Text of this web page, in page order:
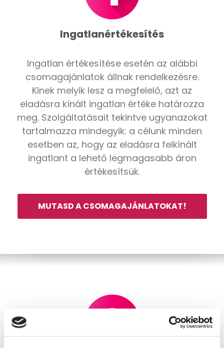
Ingatlanértékesítés
Ingatlan értékesítése esetén az alábbi
csomagajánlatok állnak rendelkezésre.
Kinek melyik lesz a megfelelő, azt az
eladásra kínált ingatlan értéke határozza
meg. Szolgáltatásait tekintve ugyanazokat
tartalmazza mindegyik: a célunk minden
esetben az, hogy az eladásra felkínált
ingatlant a lehető legmagasabb áron
értékesítsük.
MUTASD A CSOMAGAJÁNLATOKAT!